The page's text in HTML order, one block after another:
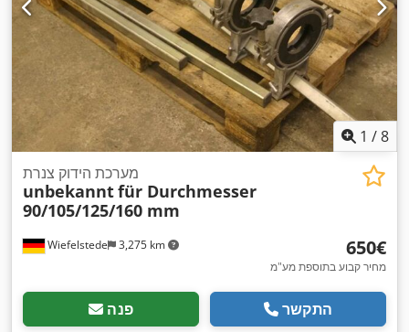
1 /8
Wiefelstede 3,275 km
מערכת הידוק צנרת
unbekanntfür Durchmesser
90/105/125/160 mm
‏650 ‏€
מחיר קבוע בתוספת מע"מ
פנה התקשר